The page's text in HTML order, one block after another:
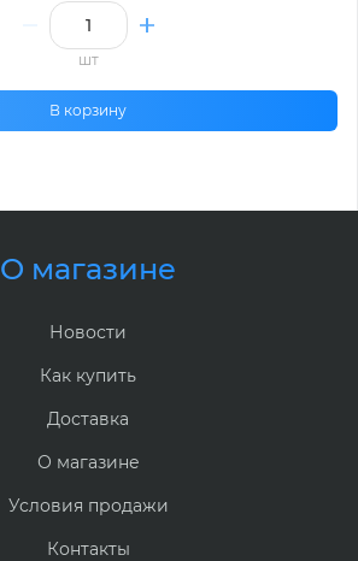
шт
В корзину
О магазине
Новости
Как купить
Доставка
О магазине
Условия продажи
Контакты